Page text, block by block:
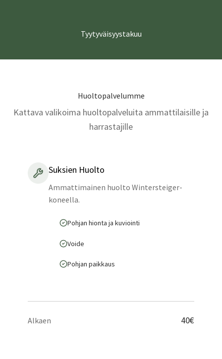
Tyytyväisyystakuu
Huoltopalvelumme
Kattava valikoima huoltopalveluita ammattilaisille ja
harrastajille
Suksien Huolto
Ammattimainen huolto Wintersteiger-
koneella.
Pohjan hionta ja kuviointi
Voide
Pohjan paikkaus
Alkaen 40€